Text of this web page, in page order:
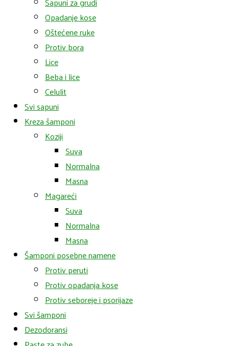
Opadanje kose
Oštećene ruke
Protiv bora
Lice
Beba i lice
Celulit
Svi sapuni
Kreza šamponi
Koziji
Suva
Normalna
Masna
Magareći
Suva
Normalna
Masna
Šamponi posebne namene
Protiv peruti
Protiv opadanja kose
Protiv seboreje i psorijaze
Svi šamponi
Dezodoransi